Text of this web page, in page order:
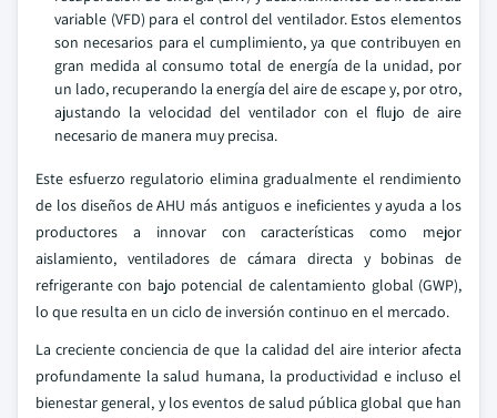
variable (VFD) para el control del ventilador. Estos elementos
son necesarios para el cumplimiento, ya que contribuyen en
gran medida al consumo total de energía de la unidad, por
un lado, recuperando la energía del aire de escape y, por otro,
ajustando la velocidad del ventilador con el flujo de aire
necesario de manera muy precisa.
Este esfuerzo regulatorio elimina gradualmente el rendimiento
de los diseños de AHU más antiguos e ineficientes y ayuda a los
productores a innovar con características como mejor
aislamiento, ventiladores de cámara directa y bobinas de
refrigerante con bajo potencial de calentamiento global (GWP),
lo que resulta en un ciclo de inversión continuo en el mercado.
La creciente conciencia de que la calidad del aire interior afecta
profundamente la salud humana, la productividad e incluso el
bienestar general, y los eventos de salud pública global que han